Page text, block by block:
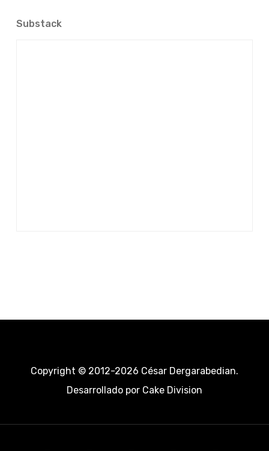
Substack
Copyright © 2012-2026 César Dergarabedian.
Desarrollado porCake Division